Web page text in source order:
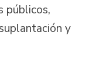
públicos,
y